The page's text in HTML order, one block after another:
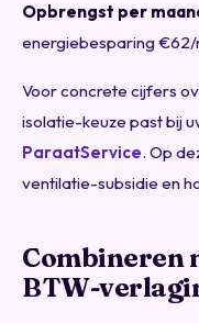
Opbrengst per
energiebesparing
Voor concrete cijfers
isolatie-keuze past bij
ParaatService. Op
ventilatie-subsidie en
Combineren
BTW-